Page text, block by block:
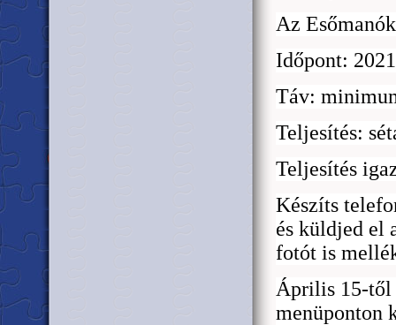
Az Eső
Időpont:
Táv:
Teljesítés:
Teljesítés
Készíts
és küldjed el
fotót is
Április 15-től
menüponton